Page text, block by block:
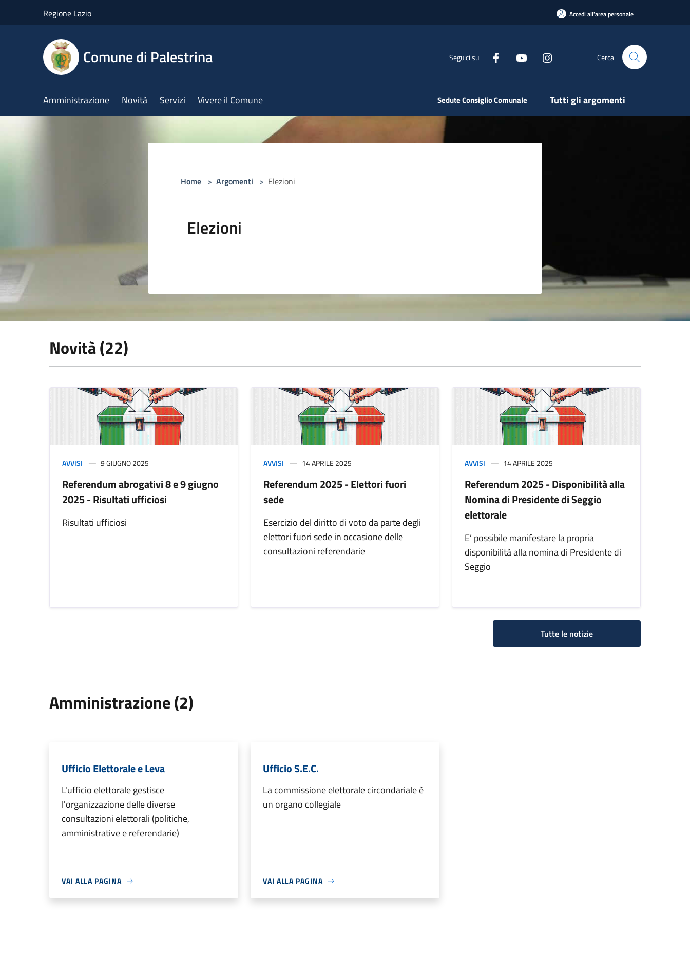
Regione Lazio Accedi all'area personale
Comune di Palestrina Seguici su Cerca
Amministrazione Novità Servizi Vivere il Comune Sedute Consiglio Comunale Tutti gli argomenti
Home > Argomenti > Elezioni
Elezioni
Novità (22)
AVVISI 9 GIUGNO 2025
Referendum abrogativi 8 e 9 giugno
2025 - Risultati ufficiosi
Risultati ufficiosi
AVVISI 14 APRILE 2025
Referendum 2025 - Elettori fuori
sede
Esercizio del diritto di voto da parte degli
elettori fuori sede in occasione delle
consultazioni referendarie
AVVISI 14 APRILE 2025
Referendum 2025 - Disponibilità alla
Nomina di Presidente di Seggio
elettorale
E’ possibile manifestare la propria
disponibilità alla nomina di Presidente di
Seggio
Tutte le notizie
Amministrazione (2)
Ufficio Elettorale e Leva
L'ufficio elettorale gestisce
l'organizzazione delle diverse
consultazioni elettorali (politiche,
amministrative e referendarie)
VAI ALLA PAGINA
Ufficio S.E.C.
La commissione elettorale circondariale è
un organo collegiale
VAI ALLA PAGINA